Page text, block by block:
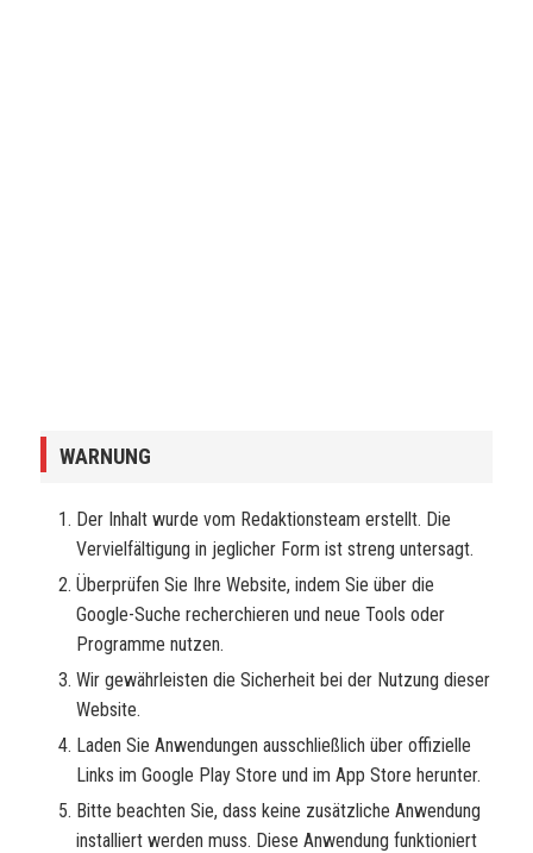
WARNUNG
Der Inhalt wurde vom Redaktionsteam erstellt. Die
Vervielfältigung in jeglicher Form ist streng untersagt.
Überprüfen Sie Ihre Website, indem Sie über die
Google-Suche recherchieren und neue Tools oder
Programme nutzen.
Wir gewährleisten die Sicherheit bei der Nutzung dieser
Website.
Laden Sie Anwendungen ausschließlich über offizielle
Links im Google Play Store und im App Store herunter.
Bitte beachten Sie, dass keine zusätzliche Anwendung
installiert werden muss. Diese Anwendung funktioniert